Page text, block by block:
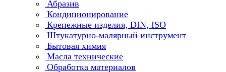
Абразив
Кондиционирование
Крепежные изделия, DIN, ISO
Штукатурно-малярный инструмент
Бытовая химия
Масла технические
Обработка материалов